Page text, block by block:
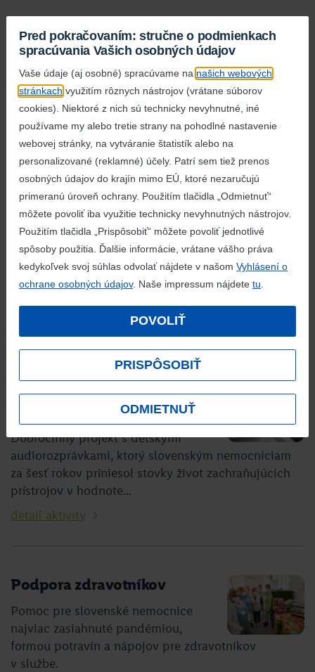
Pred pokračovaním: stručne o podmienkach
spracúvania Vašich osobných údajov
Vaše údaje (aj osobné) spracúvame na našich webových
stránkach využitím rôznych nástrojov (vrátane súborov
cookies). Niektoré z nich sú technicky nevyhnutné, iné
používame my alebo tretie strany na pohodlné nastavenie
webovej stránky, na vytváranie štatistík alebo na
personalizované (reklamné) účely. Patrí sem tiež prenos
osobných údajov do krajín mimo EÚ, ktoré nezaručujú
primeranú úroveň ochrany. Použitím tlačidla „Odmietnuť“
môžete povoliť iba využitie technicky nevyhnutných nástrojov.
Použitím tlačidla „Prispôsobiť“ môžete povoliť jednotlivé
spôsoby použitia. Ďalšie informácie, vrátane vášho práva
kedykoľvek svoj súhlas odvolať nájdete v našom Vyhlásení o
ochrane osobných údajov. Naše impressum nájdete tu
POVOLIŤ
PRISPÔSOBIŤ
ODMIETNUŤ
Lidl ihrisko Žihadielko
Vďaka Lidlu na Slovensku stojí už
50 moderných a bezpečných ihrísk,
ktoré prinášajú radosť, zážitky a nové priateľstvá pre
deti a ich rodičov.
detail aktivity
Nadácia Lidl Slovenská
republika
V novembri 2020 sme založili
Nadáciu Lidl Slovenská republika, v rámci ktorej
chceme naďalej podporovať aktivity zamerané
Život zachraňujúce prístroje
Dobročinný projekt s detskými
audiorozprávkami, ktorý slovenským nemocniciam
za šesť rokov priniesol stovky život zachraňujúcich
prístrojov v hodnote...
detail aktivity
Podpora zdravotníkov
Pomoc pre slovenské nemocnice
najviac zasiahnuté pandémiou,
formou potravín a nápojov pre zdravotníkov
v službe.